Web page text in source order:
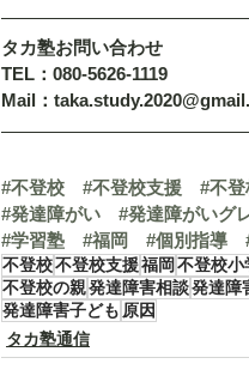
タカ塾お問い合わせ
TEL：080-5626-1119
Mail：
#不登校 #不登校支援 #不
#発達障がい
#発達障がいグ
#学習塾
#福岡 #個別指導
不登校不登校支援福岡 不登校小
不登校の親発達障害相談発達障
発達障害子ども 原因
タカ塾通信